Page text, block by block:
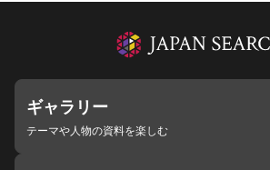
ギャラリー
テーマや人物の資料を楽しむ